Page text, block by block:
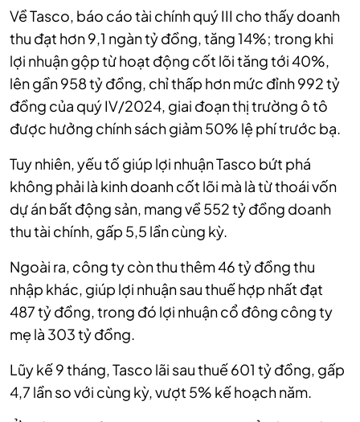
Về Tasco, báo cáo tài chính quý III cho thấy doanh
thu đạt hơn 9,1 ngàn tỷ đồng, tăng 14%; trong khi
lợi nhuận gộp từ hoạt động cốt lõi tăng tới 40%,
lên gần 958 tỷ đồng, chỉ thấp hơn mức đỉnh 992 tỷ
đồng của quý IV/2024, giai đoạn thị trường ô tô
được hưởng chính sách giảm 50% lệ phí trước bạ.
Tuy nhiên, yếu tố giúp lợi nhuận Tasco bứt phá
không phải là kinh doanh cốt lõi mà là từ thoái vốn
dự án bất động sản, mang về 552 tỷ đồng doanh
thu tài chính, gấp 5,5 lần cùng kỳ.
Ngoài ra, công ty còn thu thêm 46 tỷ đồng thu
nhập khác, giúp lợi nhuận sau thuế hợp nhất đạt
487 tỷ đồng, trong đó lợi nhuận cổ đông công ty
mẹ là 303 tỷ đồng.
Lũy kế 9 tháng, Tasco lãi sau thuế 601 tỷ đồng, gấp
4,7 lần so với cùng kỳ, vượt 5% kế hoạch năm.